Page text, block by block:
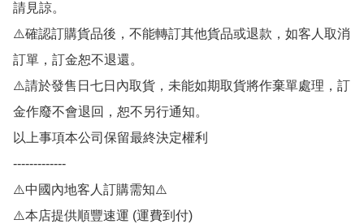
請見諒。
⚠️確認訂購貨品後，不能轉訂其他貨品或退款，如客人取消
訂單，訂金恕不退還。
⚠️請於發售日七日內取貨，未能如期取貨將作棄單處理，訂
金作廢不會退回，恕不另行通知。
以上事項本公司保留最終決定權利
-------------
⚠️中國內地客人訂購需知⚠️
⚠️本店提供順豐速運 (運費到付)